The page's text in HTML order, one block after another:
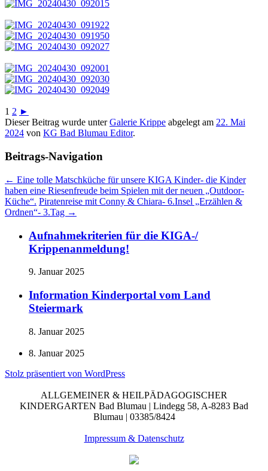
1 2 ►
Dieser Beitrag wurde unterGalerie Krippe abgelegt am 22. Mai
2024 von KG Bad Blumau Editor.
Beitrags-Navigation
← Eine tolle Matschküche für unsere KIGA Kinder- die Kinder
haben eine Riesenfreude beim Spielen mit der neuen „Outdoor-
Küche“. Piratenreise mit Conny & Chiara- 6.Insel „Erzählen &
Ordnen“- 3.Tag →
Aufnahmekriterien für die KIGA-/
Krippenanmeldung!
9. Januar 2025
Information Kinderportal vom Land
Steiermark
8. Januar 2025
8. Januar 2025
Stolz präsentiert von WordPress
ALLGEMEINER & HEILPÄDAGOGISCHER
KINDERGARTEN Bad Blumau | Lindegg 58, A-8283 Bad
Blumau | 03385/8424
Impressum & Datenschutz